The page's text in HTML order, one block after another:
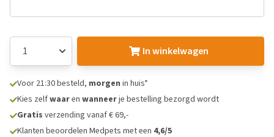
In winkelwagen
Voor 21:30 besteld, morgen in huis*
Kies zelfwaaren wanneerje bestelling bezorgd wordt
Gratis verzending vanaf € 69,-
Klanten beoordelen Medpets met een 4,6/5